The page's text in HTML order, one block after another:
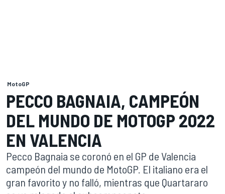
MotoGP
PECCO BAGNAIA, CAMPEÓN
DEL MUNDO DE MOTOGP 2022
EN VALENCIA
Pecco Bagnaia se coronó en el GP de Valencia
campeón del mundo de MotoGP. El italiano era el
gran favorito y no falló, mientras que Quartararo